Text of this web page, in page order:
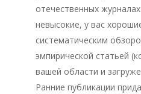
отечественных
невысокие, у вас
систематическим
эмпирической статьей
вашей области и
Ранние публикации